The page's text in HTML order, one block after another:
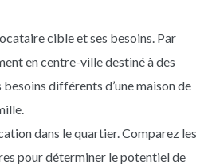
cible et ses besoins. Par
en centre-ville destiné à des
différents d’une maison de
dans le quartier. Comparez les
pour déterminer le potentiel de